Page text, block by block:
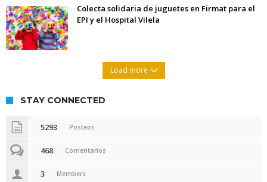
Colecta solidaria de juguetes en Firmat para el
EPI y el Hospital Vilela
Load more
STAY CONNECTED
5293 Posteos
468 Comentarios
3 Members